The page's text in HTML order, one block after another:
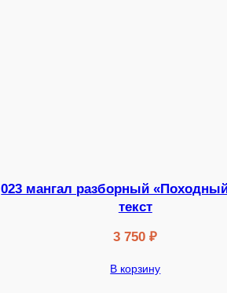
023 мангал разборный
текст
3 750₽
В корзину